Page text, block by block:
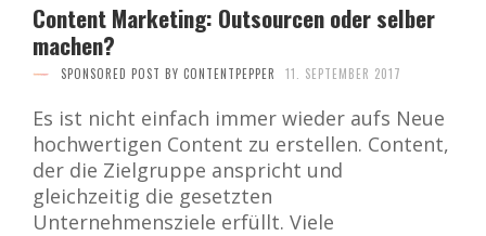
Content Marketing: Outsourcen oder selber
machen?
SPONSORED POST BY CONTENTPEPPER 11. SEPTEMBER 2017
Es ist nicht einfach immer wieder aufs Neue
hochwertigen Content zu erstellen. Content,
der die Zielgruppe anspricht und
gleichzeitig die gesetzten
Unternehmensziele erfüllt. Viele